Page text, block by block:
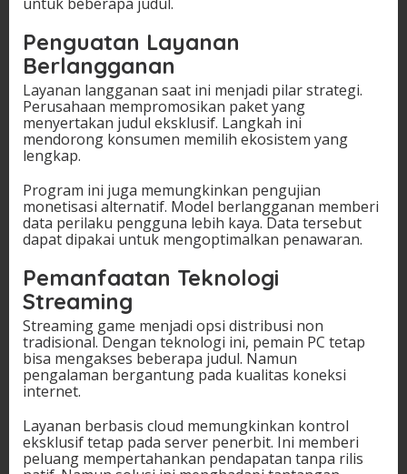
Penguatan Layanan
Berlangganan
Layanan langganan saat ini menjadi pilar strategi.
Perusahaan mempromosikan paket yang
menyertakan judul eksklusif. Langkah ini
mendorong konsumen memilih ekosistem yang
lengkap.
Program ini juga memungkinkan pengujian
monetisasi alternatif. Model berlangganan memberi
data perilaku pengguna lebih kaya. Data tersebut
dapat dipakai untuk mengoptimalkan penawaran.
Pemanfaatan Teknologi
Streaming
Streaming game menjadi opsi distribusi non
tradisional. Dengan teknologi ini, pemain PC tetap
bisa mengakses beberapa judul. Namun
pengalaman bergantung pada kualitas koneksi
internet.
Layanan berbasis cloud memungkinkan kontrol
eksklusif tetap pada server penerbit. Ini memberi
peluang mempertahankan pendapatan tanpa rilis